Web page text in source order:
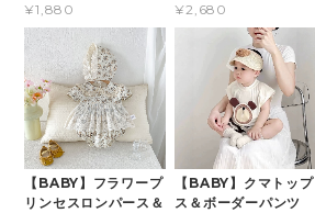
¥1,880
¥2,680
【BABY】フラワープ
リンセスロンパース＆
【BABY】クマトップ
ス＆ボーダーパンツ